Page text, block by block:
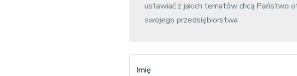
ustawiać z jakich tematów chcą Państwo
swojego przedsiębiorstwa
Imię